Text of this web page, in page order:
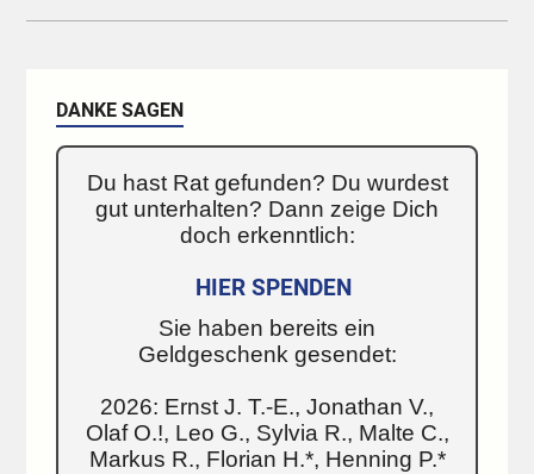
DANKE SAGEN
Du hast Rat gefunden? Du wurdest
gut unterhalten? Dann zeige Dich
doch erkenntlich:
HIER SPENDEN
Sie haben bereits ein
Geldgeschenk gesendet:
2026: Ernst J. T.-E., Jonathan V.,
Olaf O.!, Leo G., Sylvia R., Malte C.,
Markus R., Florian H.*, Henning P.*